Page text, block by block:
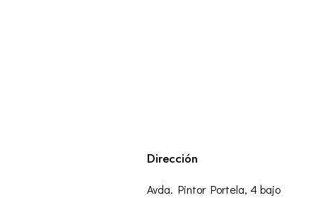
Dirección
Avda. Pintor Portela, 4 bajo